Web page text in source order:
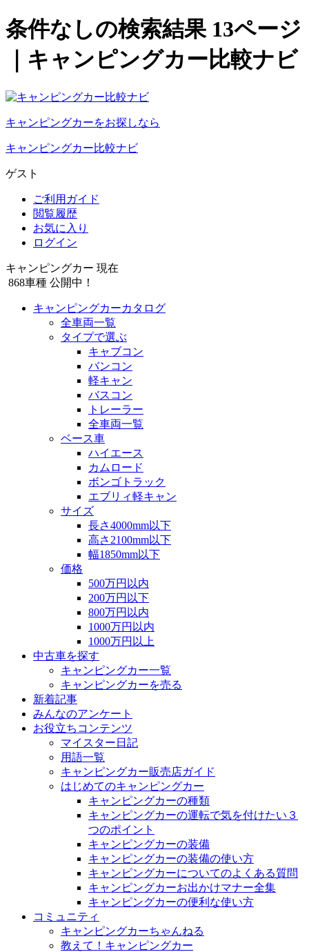
条件なしの検索結果 13ページ
｜キャンピングカー比較ナビ
キャンピングカーをお探しなら
キャンピングカー比較ナビ
ゲスト
ご利用ガイド
閲覧履歴
お気に入り
ログイン
キャンピングカー 現在
868車種 公開中！
キャンピングカーカタログ
全車両一覧
タイプで選ぶ
キャブコン
バンコン
軽キャン
バスコン
トレーラー
全車両一覧
ベース車
ハイエース
カムロード
ボンゴトラック
エブリィ軽キャン
サイズ
長さ4000mm以下
高さ2100mm以下
幅1850mm以下
価格
500万円以内
200万円以下
800万円以内
1000万円以内
1000万円以上
中古車を探す
キャンピングカー一覧
キャンピングカーを売る
新着記事
みんなのアンケート
お役立ちコンテンツ
マイスター日記
用語一覧
キャンピングカー販売店ガイド
はじめてのキャンピングカー
キャンピングカーの種類
キャンピングカーの運転で気を付けたい３
つのポイント
キャンピングカーの装備
キャンピングカーの装備の使い方
キャンピングカーについてのよくある質問
キャンピングカーお出かけマナー全集
キャンピングカーの便利な使い方
コミュニティ
キャンピングカーちゃんねる
教えて！キャンピングカー